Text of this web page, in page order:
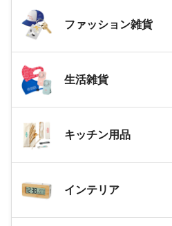
ファッション雑貨
生活雑貨
キッチン用品
インテリア